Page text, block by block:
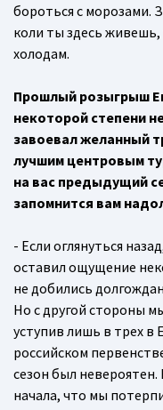
бороться с морозами.
коли ты здесь
холодам.
Прошлый розыгрыш
некоторой степени
завоевал желанный
лучшим центровым
на вас предыдущий
запомнится вам
- Если оглянуться
оставил ощущение
не добились
Но с другой стороны
уступив лишь в трех в
российском
сезон был невероятен.
начала, что мы